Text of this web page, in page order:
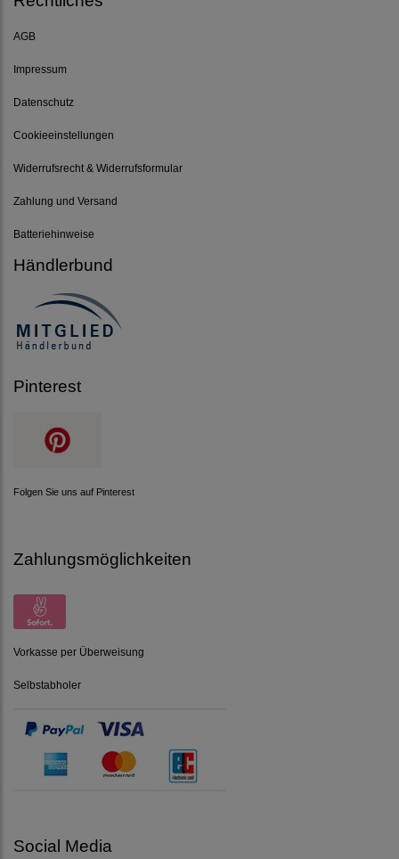
AGB
Impressum
Datenschutz
Cookieeinstellungen
Widerrufsrecht & Widerrufsformular
Zahlung und Versand
Batteriehinweise
Händlerbund
Pinterest
Folgen Sie uns auf Pinterest
Zahlungsmöglichkeiten
Vorkasse per Überweisung
Selbstabholer
Social Media